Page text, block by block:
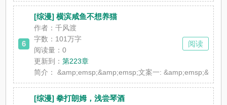
6
[综漫] 横滨咸鱼不想养猫
作者：千风渡
字数：101万字
阅读量：0
更新到：第223章
简介：
&amp;emsp;&amp;emsp;文案一:
阅读
[综漫] 拳打朗姆，浅尝琴酒